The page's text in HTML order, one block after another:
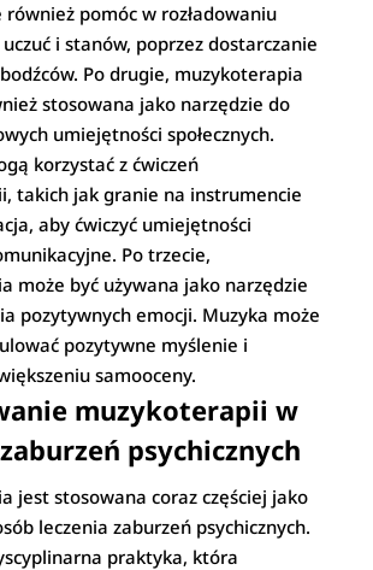
również pomóc w rozładowaniu
i stanów, poprzez dostarczanie
Po drugie, muzykoterapia
stosowana jako narzędzie do
umiejętności społecznych.
korzystać z ćwiczeń
takich jak granie na instrumencie
aby ćwiczyć umiejętności
Po trzecie,
może być używana jako narzędzie
pozytywnych emocji. Muzyka może
pozytywne myślenie i
samooceny.
muzykoterapii w
psychicznych
jest stosowana coraz częściej jako
leczenia zaburzeń psychicznych.
praktyka, która